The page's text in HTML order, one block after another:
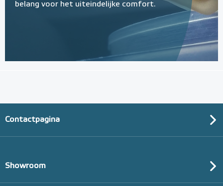
belang voor het uiteindelijke comfort.
Contactpagina
Showroom